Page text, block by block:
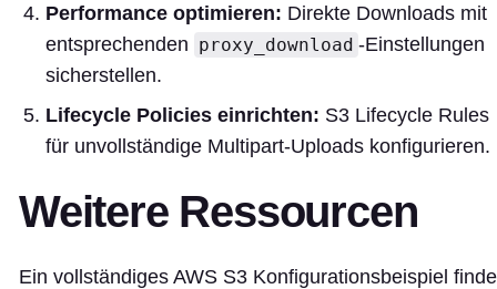
Performance optimieren: Direkte Downloads mit
entsprechenden proxy_download -Einstellungen
sicherstellen.
Lifecycle Policies einrichten: S3 Lifecycle Rules
für unvollständige Multipart-Uploads konfigurieren.
Weitere Ressourcen
Ein vollständiges AWS S3 Konfigurationsbeispiel